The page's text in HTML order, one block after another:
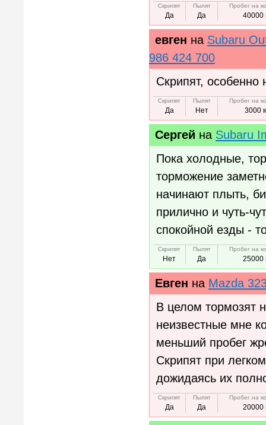
Скрипят
Да
Пылят
Да
Пробег на
40000
евген на Subaru
986 424 700
Скрипят, особенно
Скрипят
Да
Пылят
Нет
Пробег на
3000
Сергей на Subaru
Пока холодные,
торможение
начинают плыть,
прилично и чуть-
спокойной езды -
Скрипят
Нет
Пылят
Да
Пробег на
25000
Евген на Mazda
В целом тормозят
неизвестные мне
меньший пробег
Скрипят при
дожидаясь их
Скрипят
Да
Пылят
Да
Пробег на
20000